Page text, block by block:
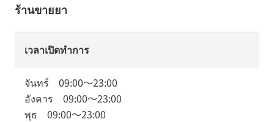
ร้านขายยา
เวลาเปิดทำการ
จันทร์ 09:00～23:00
อังคาร 09:00～23:00
พุธ 09:00～23:00